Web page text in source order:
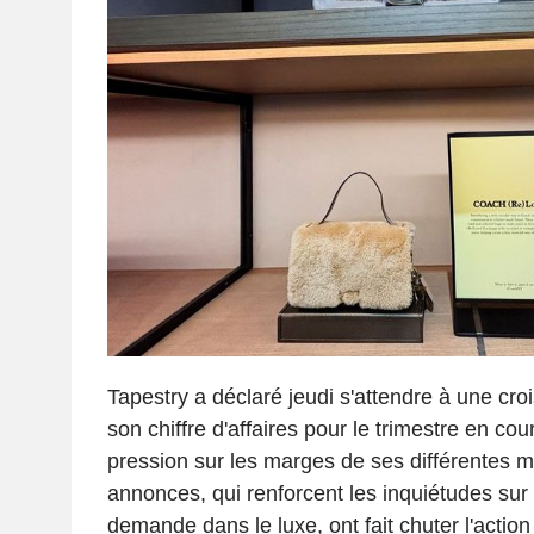
Tapestry a déclaré jeudi s'attendre à une
son chiffre d'affaires pour le trimestre en
pression sur les marges de ses différentes
annonces, qui renforcent les inquiétudes
demande dans le luxe, ont fait chuter